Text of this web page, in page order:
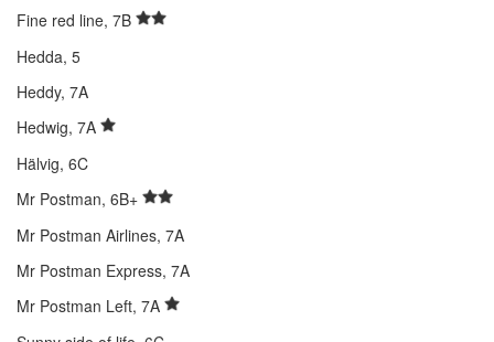
Fine red line, 7B
Hedda, 5
Heddy, 7A
Hedwig, 7A
Hälvig, 6C
Mr Postman, 6B+
Mr Postman Airlines, 7A
Mr Postman Express, 7A
Mr Postman Left, 7A